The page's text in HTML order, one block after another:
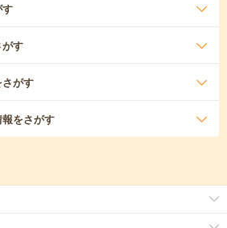
す
がす
をさがす